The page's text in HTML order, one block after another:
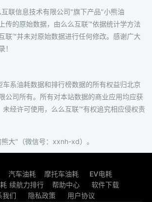
联信息技术有限公司"旗下产品"小熊油
传的原始数据，由么么互联™依据统计学方法
联™并未对原始数据进行任何修改。感谢广大
！
系油耗数据和排行榜数据的所有权益归北京
公司所有。所有对本站数据的商业应用均应获
经许可使用，么么互联™有权追究相应侵权责
大"（微信号：xxnh-xd）。
汽车油耗 摩托车油耗
EV电耗
续航力排行 帮助中心
软件下载
我们
隐私政策 用户协议